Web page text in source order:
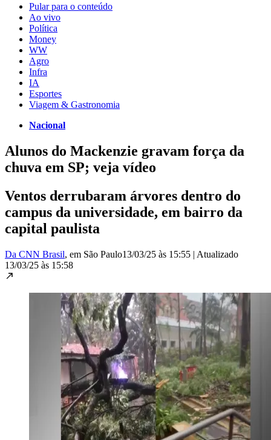
Pular para o conteúdo
Ao vivo
Política
Money
WW
Agro
Infra
IA
Esportes
Viagem & Gastronomia
Nacional
Alunos do Mackenzie gravam força da
chuva em SP; veja vídeo
Ventos derrubaram árvores dentro do
campus da universidade, em bairro da
capital paulista
Da CNN Brasil, em São Paulo13/03/25 às 15:55 | Atualizado
13/03/25 às 15:58